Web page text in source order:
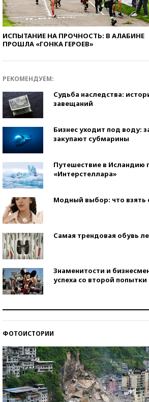
ИСПЫТАНИЕ НА ПРОЧНОСТЬ: В АЛАБИНЕ
ПРОШЛА «ГОНКА ГЕРОЕВ»
РЕКОМЕНДУЕМ:
Судьба наследства:
завещаний
Бизнес уходит под воду:
закупают субмарины
Путешествие в Исландию
«Интерстеллара»
Модный выбор: что взять
Самая трендовая обувь
Знаменитости и
успеха со второй попытки
ФОТОИСТОРИИ